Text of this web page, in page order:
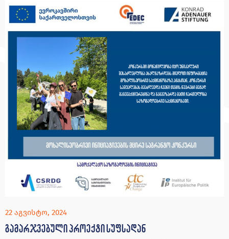
22 აგვისტო, 2024
გამარჯვებული პროექტი სუფსადან